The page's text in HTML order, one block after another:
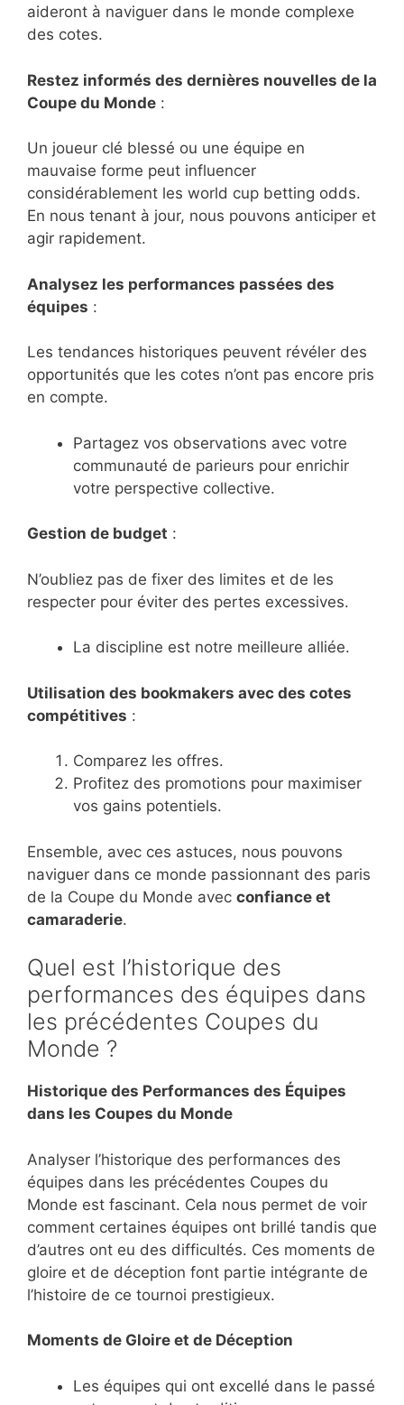
aideront à naviguer dans le monde complexe
des cotes.
Restez informés des dernières nouvelles de la
Coupe du Monde :
Un joueur clé blessé ou une équipe en
mauvaise forme peut influencer
considérablement les world cup betting odds.
En nous tenant à jour, nous pouvons anticiper et
agir rapidement.
Analysez les performances passées des
équipes :
Les tendances historiques peuvent révéler des
opportunités que les cotes n’ont pas encore pris
en compte.
Partagez vos observations avec votre
communauté de parieurs pour enrichir
votre perspective collective.
Gestion de budget :
N’oubliez pas de fixer des limites et de les
respecter pour éviter des pertes excessives.
La discipline est notre meilleure alliée.
Utilisation des bookmakers avec des cotes
compétitives :
Comparez les offres.
Profitez des promotions pour maximiser
vos gains potentiels.
Ensemble, avec ces astuces, nous pouvons
naviguer dans ce monde passionnant des paris
de la Coupe du Monde avec confiance et
camaraderie.
Quel est l’historique des
performances des équipes dans
les précédentes Coupes du
Monde ?
Historique des Performances des Équipes
dans les Coupes du Monde
Analyser l’historique des performances des
équipes dans les précédentes Coupes du
Monde est fascinant. Cela nous permet de voir
comment certaines équipes ont brillé tandis que
d’autres ont eu des difficultés. Ces moments de
gloire et de déception font partie intégrante de
l’histoire de ce tournoi prestigieux.
Moments de Gloire et de Déception
Les équipes qui ont excellé dans le passé